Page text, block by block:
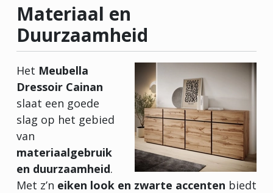
Materiaal en
Duurzaamheid
Het Meubella
Dressoir Cainan
slaat een goede
slag op het gebied
van
materiaalgebruik
en duurzaamheid.
Met z’n eiken look en zwarte accenten biedt